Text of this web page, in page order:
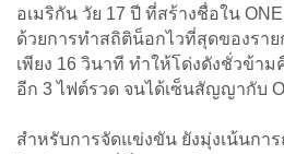
อเมริกัน วัย 17 ปี ที่สร้างชื่อใน ONE
ด้วยการทำสถิติน็อกไวที่สุดของราย
เพียง 16 วินาที ทำให้โด่งดังชั่วข้า
อีก 3 ไฟต์รวด จนได้เซ็นสัญญากับ
สำหรับการจัดแข่งขัน ยังมุ่งเน้นกา